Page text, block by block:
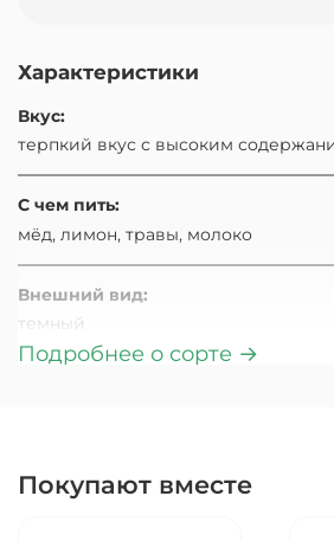
Характеристики
Вкус:
терпкий вкус с высоким
С чем пить:
мёд, лимон, травы, молоко
Внешний вид:
темный
Страна происхождения:
Подробнее о сорте →
Покупают вместе